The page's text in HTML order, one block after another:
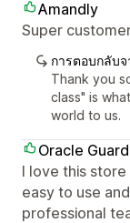
Amandly
Super
การตอบกลับ
Thank you
class" is
world to us.
Oracle
I love this
easy to use
professional